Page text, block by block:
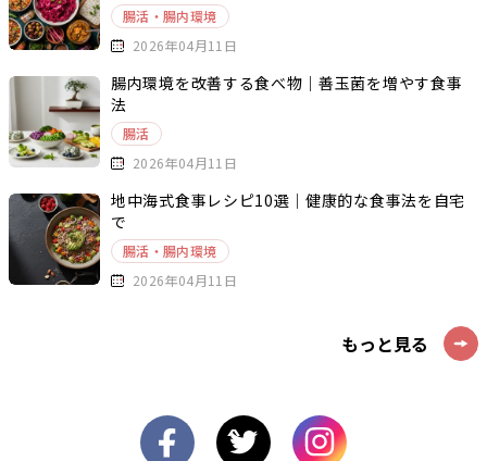
腸活・腸内環境
2026年04月11日
腸内環境を改善する食べ物｜善玉菌を増やす食事
法
腸活
2026年04月11日
地中海式食事レシピ10選｜健康的な食事法を自宅
で
腸活・腸内環境
2026年04月11日
もっと見る